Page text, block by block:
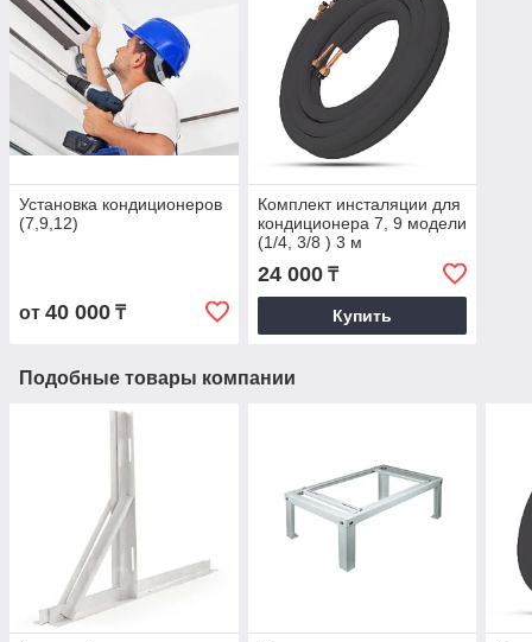
Установка кондиционеров
(7,9,12)
от 40 000 ₸
Комплект инсталяции для
кондиционера 7, 9 модели
(1/4, 3/8 ) 3 м
24 000₸
Купить
Подобные товары компании